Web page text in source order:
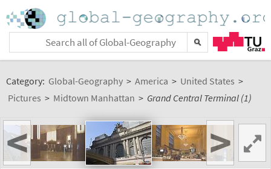
Category: Global-Geography > America > United States >
Pictures > Midtown Manhattan > Grand Central Terminal (1)
< >